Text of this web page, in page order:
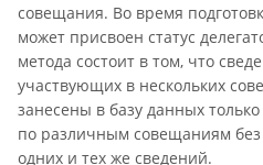
совещания. Во время
может присвоен статус
метода состоит в том, что
участвующих в нескольких
занесены в базу данных
по различным совещаниям без
одних и тех же сведений.